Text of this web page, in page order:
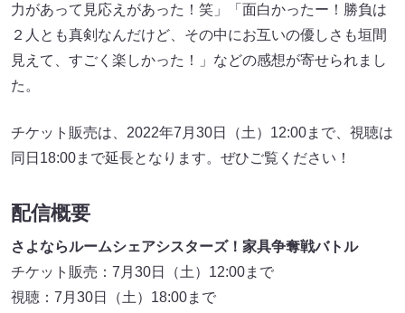
力があって見応えがあった！笑」「面白かったー！勝負は
２人とも真剣なんだけど、その中にお互いの優しさも垣間
見えて、すごく楽しかった！」などの感想が寄せられまし
た。
チケット販売は、2022年7月30日（土）12:00まで、視聴は
同日18:00まで延長となります。ぜひご覧ください！
配信概要
さよならルームシェアシスターズ！家具争奪戦バトル
チケット販売：7月30日（土）12:00まで
視聴：7月30日（土）18:00まで